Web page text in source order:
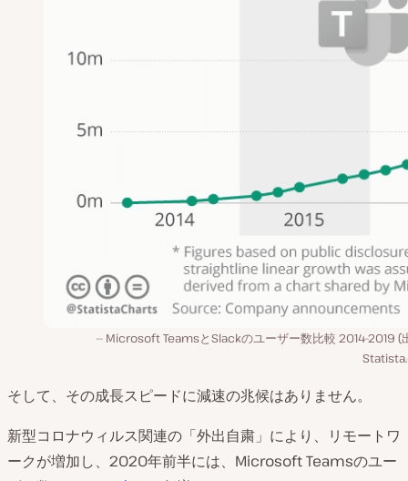
Microsoft TeamsとSlackのユーザー数比較 2014–2019 (
そして、その成長スピードに減速の兆候はありません。
新型コロナウィルス関連の「外出自粛」により、リモートワ
ークが増加し、2020年前半には、Microsoft Teamsのユー